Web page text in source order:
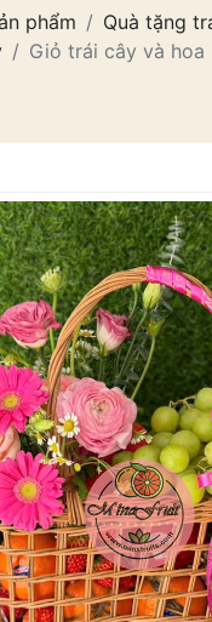
phẩm
Quà tặng
Giỏ trái cây và hoa